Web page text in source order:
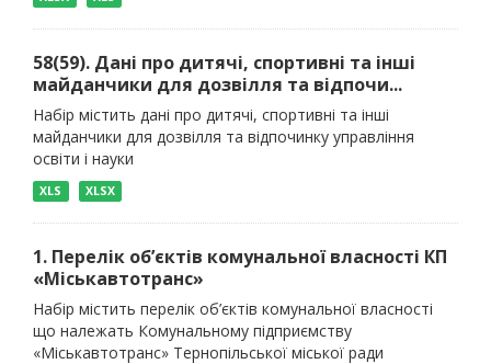
58(59). Дані про дитячі, спортивні та інші
майданчики для дозвілля та відпочи...
Набір містить дані про дитячі, спортивні та інші
майданчики для дозвілля та відпочинку управління
освіти і науки
XLS XLSX
1. Перелік об’єктів комунальної власності КП
«Міськавтотранс»
Набір містить перелік об’єктів комунальної власності
що належать Комунальному підприємству
«Міськавтотранс» Тернопільської міської ради